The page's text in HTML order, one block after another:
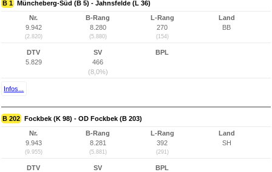
B 1 Müncheberg-Süd (B 5) - Jahnsfelde (L 36)
Nr.
9.942
(2.820)
B-Rang
8.280
(5.880)
L-Rang
270
(154)
Land
BB
DTV
5.829
SV
466
(8,0%)
BPL
Infos...
B 202 Fockbek (K 98) - OD Fockbek (B 203)
Nr.
9.943
(9.955)
B-Rang
8.281
(5.881)
L-Rang
392
(291)
Land
SH
DTV
SV
BPL